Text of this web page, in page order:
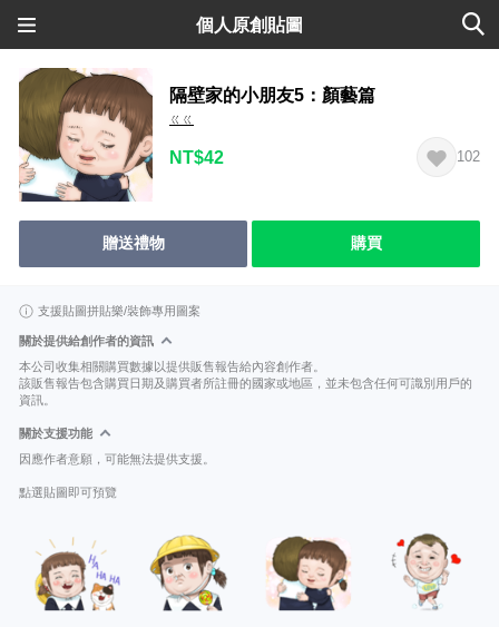
個人原創貼圖
隔壁家的小朋友5：顏藝篇
ㄍㄍ
NT$42 102
贈送禮物 購買
支援貼圖拼貼樂/裝飾專用圖案
關於提供給創作者的資訊
本公司收集相關購買數據以提供販售報告給內容創作者。
該販售報告包含購買日期及購買者所註冊的國家或地區，並未包含任何可識別用戶的
資訊。
關於支援功能
因應作者意願，可能無法提供支援。
點選貼圖即可預覽